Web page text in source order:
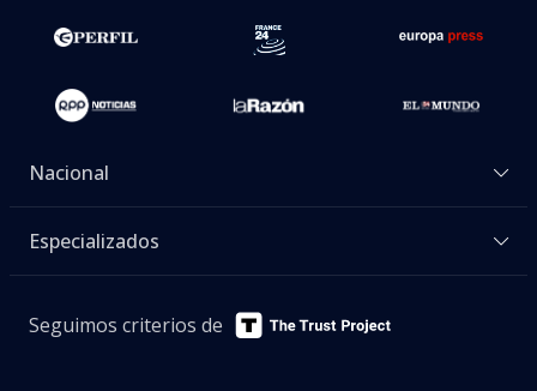
Nacional
Especializados
Seguimos criterios de